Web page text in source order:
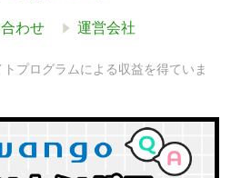
わせ 運営会社
プログラムによる収益を得ていま